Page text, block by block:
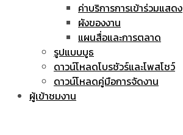
ค่าบริการการเข้าร่วมแสดง
ผังของงาน
แผนสื่อและการตลาด
รูปแบบบูธ
ดาวน์โหลดโบรชัวร์และโพสโชว์
ดาวน์โหลดคู่มือการจัดงาน
ผู้เข้าชมงาน